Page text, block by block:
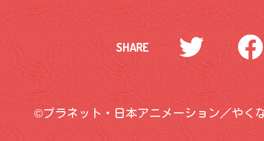
SHARE
©プラネット・日本アニメーション／やく